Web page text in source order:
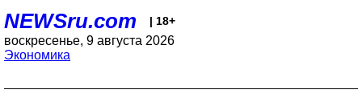
NEWSru.com | 18+
воскресенье, 9 августа 2026
Экономика